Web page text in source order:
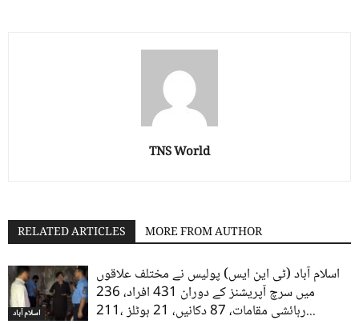
TNS World
RELATED ARTICLES MORE FROM AUTHOR
اسلام آباد
اسلام آباد (ٹی این ایس) پولیس نے مختلف علاقوں
میں سرچ آپریشنز کے دوران 431 افراد، 236
رہائشی مقامات، 87 دکانیں، 21 ہوٹلز ،211...